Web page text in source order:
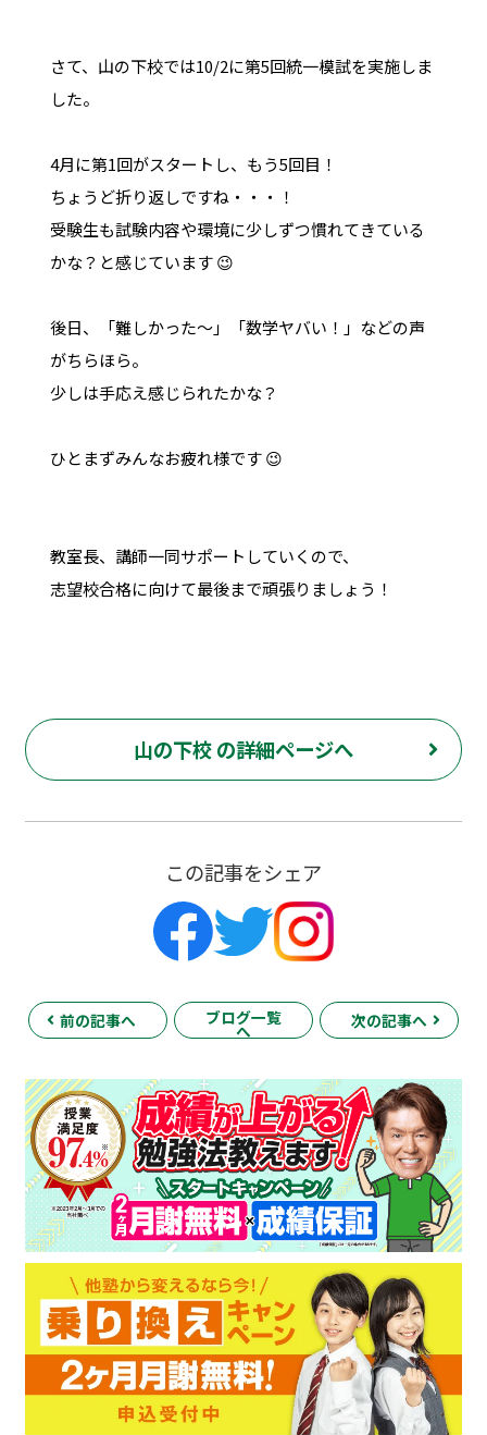
さて、山の下校では10/2に第5回統一模試を実施しま
した。
4月に第1回がスタートし、もう5回目！
ちょうど折り返しですね・・・！
受験生も試験内容や環境に少しずつ慣れてきている
かな？と感じています 😉
後日、「難しかった～」「数学ヤバい！」などの声
がちらほら。
少しは手応え感じられたかな？
ひとまずみんなお疲れ様です 😉
教室長、講師一同サポートしていくので、
志望校合格に向けて最後まで頑張りましょう！
山の下校 の詳細ページへ
この記事をシェア
前の記事へ ブログ一覧
へ
次の記事へ